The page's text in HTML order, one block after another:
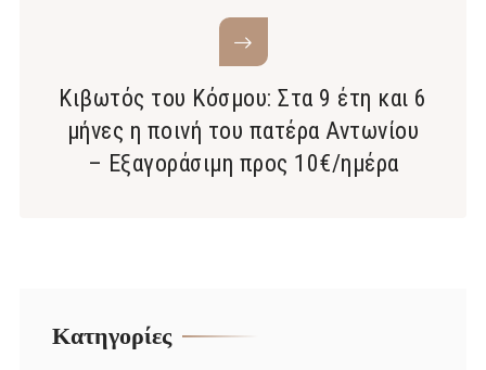
Κιβωτός του Κόσμου: Στα 9 έτη και 6
μήνες η ποινή του πατέρα Αντωνίου
– Εξαγοράσιμη προς 10€/ημέρα
Kατηγορίες